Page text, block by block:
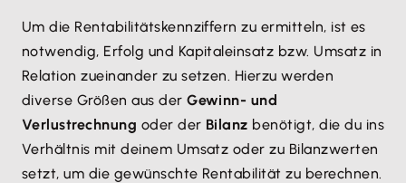
Um die Rentabilitätskennziffern zu ermitteln, ist es
notwendig, Erfolg und Kapitaleinsatz bzw. Umsatz in
Relation zueinander zu setzen. Hierzu werden
diverse Größen aus derGewinn- und
Verlustrechnung oder der Bilanz benötigt, die du ins
Verhältnis mit deinem Umsatz oder zu Bilanzwerten
setzt, um die gewünschte Rentabilität zu berechnen.